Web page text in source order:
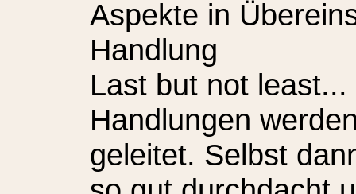
Aspekte in
Handlung
Last but not
Handlungen
geleitet. Selbst